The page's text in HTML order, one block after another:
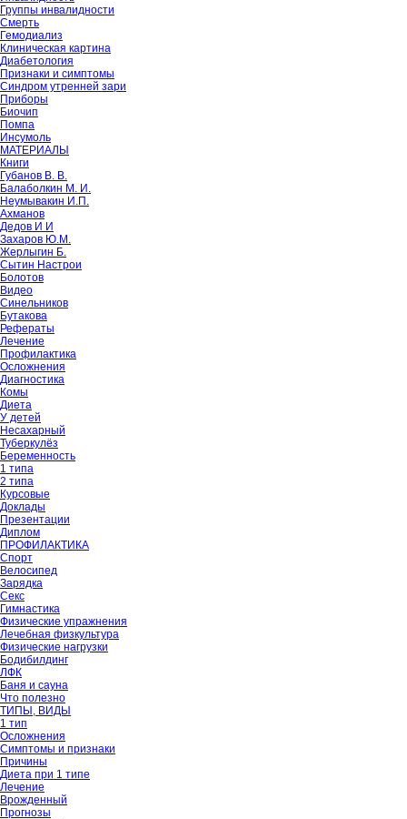
Группы инвалидности
Смерть
Гемодиализ
Клиническая картина
Диабетология
Признаки и симптомы
Синдром утренней зари
Приборы
Биочип
Помпа
Инсумоль
МАТЕРИАЛЫ
Книги
Губанов В. В.
Балаболкин М. И.
Неумывакин И.П.
Ахманов
Дедов И И
Захаров Ю.М.
Жерлыгин Б.
Сытин Настрои
Болотов
Видео
Синельников
Бутакова
Рефераты
Лечение
Профилактика
Осложнения
Диагностика
Комы
Диета
У детей
Несахарный
Туберкулёз
Беременность
1 типа
2 типа
Курсовые
Доклады
Презентации
Диплом
ПРОФИЛАКТИКА
Спорт
Велосипед
Зарядка
Секс
Гимнастика
Физические упражнения
Лечебная физкультура
Физические нагрузки
Бодибилдинг
ЛФК
Баня и сауна
Что полезно
ТИПЫ, ВИДЫ
1 тип
Осложнения
Симптомы и признаки
Причины
Диета при 1 типе
Лечение
Врожденный
Прогнозы